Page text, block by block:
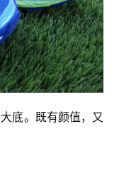
底。既有颜值，又